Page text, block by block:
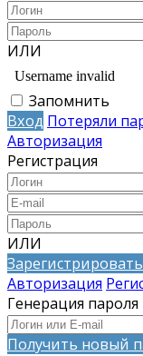
ИЛИ
Запомнить
Вход Потеряли
Авторизация
Регистрация
ИЛИ
Авторизация
Генерация пароля
Получить новый